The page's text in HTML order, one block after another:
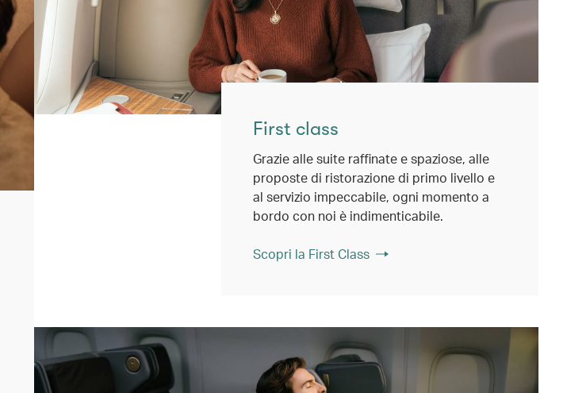
First class
Grazie alle suite raffinate e spaziose, alle
proposte di ristorazione di primo livello e
al servizio impeccabile, ogni momento a
bordo con noi è indimenticabile.
Scopri la First Class